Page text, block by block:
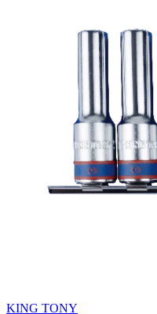
KING TONY